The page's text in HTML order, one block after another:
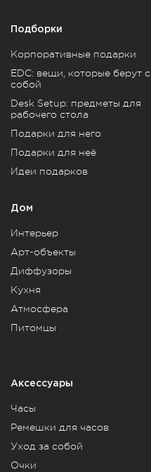
Подборки
Корпоративные подарки
EDC: вещи, которые берут с
собой
Desk Setup: предметы для
рабочего стола
Подарки для него
Подарки для неё
Идеи подарков
Дом
Интерьер
Арт-объекты
Диффузоры
Кухня
Атмосфера
Питомцы
Аксессуары
Часы
Ремешки для часов
Уход за собой
Очки